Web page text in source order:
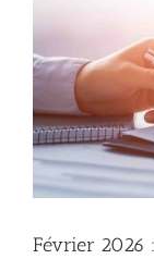
Février 2026